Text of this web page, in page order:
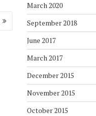
March 2020
September 2018
June 2017
March 2017
December 2015
November 2015
October 2015